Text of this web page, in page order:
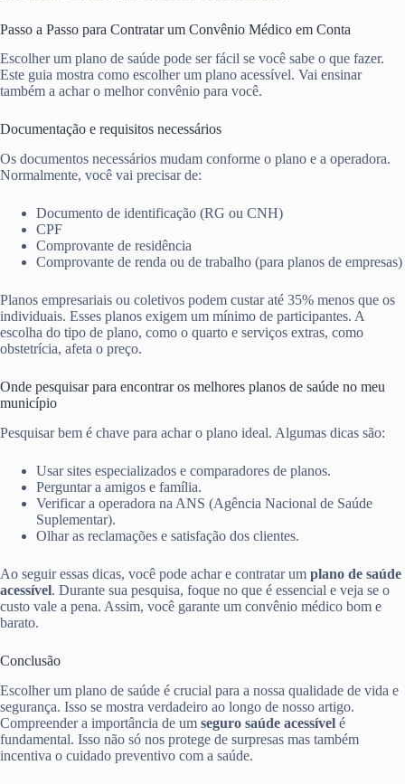
Passo a Passo para Contratar um Convênio Médico em Conta
Escolher um plano de saúde pode ser fácil se você sabe o que fazer.
Este guia mostra como escolher um plano acessível. Vai ensinar
também a achar o melhor convênio para você.
Documentação e requisitos necessários
Os documentos necessários mudam conforme o plano e a operadora.
Normalmente, você vai precisar de:
Documento de identificação (RG ou CNH)
CPF
Comprovante de residência
Comprovante de renda ou de trabalho (para planos de empresas)
Planos empresariais ou coletivos podem custar até 35% menos que os
individuais. Esses planos exigem um mínimo de participantes. A
escolha do tipo de plano, como o quarto e serviços extras, como
obstetrícia, afeta o preço.
Onde pesquisar para encontrar os melhores planos de saúde no meu
município
Pesquisar bem é chave para achar o plano ideal. Algumas dicas são:
Usar sites especializados e comparadores de planos.
Perguntar a amigos e família.
Verificar a operadora na ANS (Agência Nacional de Saúde
Suplementar).
Olhar as reclamações e satisfação dos clientes.
Ao seguir essas dicas, você pode achar e contratar um plano de saúde
acessível. Durante sua pesquisa, foque no que é essencial e veja se o
custo vale a pena. Assim, você garante um convênio médico bom e
barato.
Conclusão
Escolher um plano de saúde é crucial para a nossa qualidade de vida e
segurança. Isso se mostra verdadeiro ao longo de nosso artigo.
Compreender a importância de um seguro saúde acessível é
fundamental. Isso não só nos protege de surpresas mas também
incentiva o cuidado preventivo com a saúde.